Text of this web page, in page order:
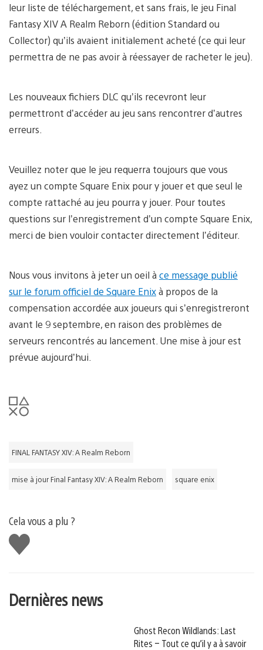
leur liste de téléchargement, et sans frais, le jeu Final
Fantasy XIV A Realm Reborn (édition Standard ou
Collector) qu’ils avaient initialement acheté (ce qui leur
permettra de ne pas avoir à réessayer de racheter le jeu).
Les nouveaux fichiers DLC qu’ils recevront leur
permettront d’accéder au jeu sans rencontrer d’autres
erreurs.
Veuillez noter que le jeu requerra toujours que vous
ayez un compte Square Enix pour y jouer et que seul le
compte rattaché au jeu pourra y jouer. Pour toutes
questions sur l’enregistrement d’un compte Square Enix,
merci de bien vouloir contacter directement l’éditeur.
Nous vous invitons à jeter un oeil à ce message publié
sur le forum officiel de Square Enixà propos de la
compensation accordée aux joueurs qui s’enregistreront
avant le 9 septembre, en raison des problèmes de
serveurs rencontrés au lancement. Une mise à jour est
prévue aujourd’hui.
FINAL FANTASY XIV: A Realm Reborn
mise à jour Final Fantasy XIV: A Realm Reborn square enix
Cela vous a plu ?
J'aime
Dernières news
Ghost Recon Wildlands: Last
Rites – Tout ce qu’il y a à savoir